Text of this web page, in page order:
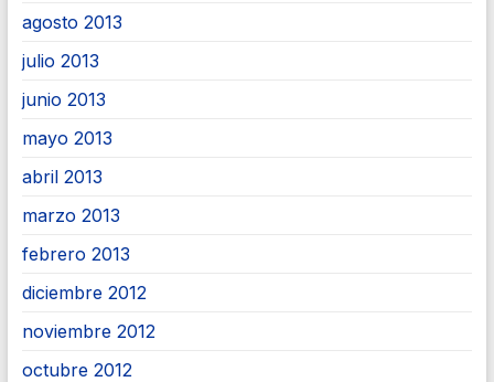
agosto 2013
julio 2013
junio 2013
mayo 2013
abril 2013
marzo 2013
febrero 2013
diciembre 2012
noviembre 2012
octubre 2012